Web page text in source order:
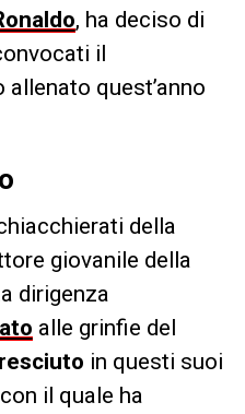
, ha deciso di
il
quest’anno
della
giovanile della
dirigenza
alle grinfie del
in questi suoi
il quale ha